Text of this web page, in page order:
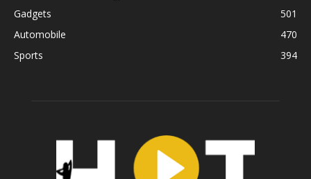
Gadgets
501
Automobile
470
Sports
394